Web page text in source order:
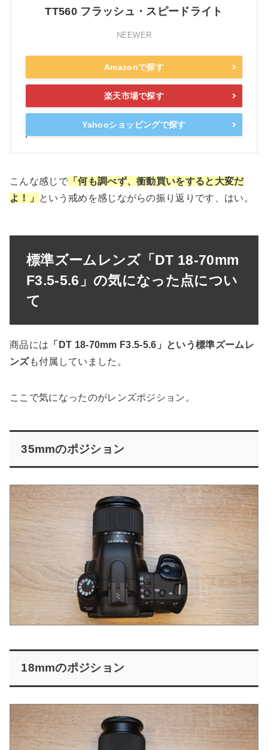
TT560 フラッシュ・スピードライト
NEEWER
Amazonで探す
楽天市場で探す
Yahooショッピングで探す
こんな感じで「何も調べず、衝動買いをすると大変だ
よ！」
という戒めを感じながらの振り返りです、はい。
標準ズームレンズ「DT 18-70mm
F3.5-5.6」 の気になった点につい
て
商品には 「DT 18-70mm F3.5-5.6」という標準ズームレ
ンズも付属していました。
ここで気になったのがレンズポジション。
35mmのポジション
18mmのポジション